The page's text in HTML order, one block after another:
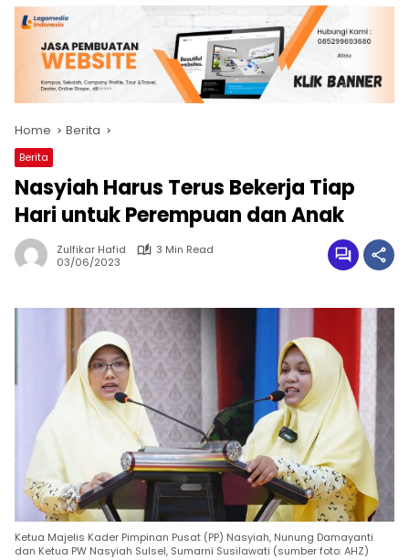
Home Berita
Berita
Nasyiah Harus Terus Bekerja Tiap
Hari untuk Perempuan dan Anak
Zulfikar Hafid
3 Min Read
03/06/2023
Ketua Majelis Kader Pimpinan Pusat (PP) Nasyiah, Nunung Damayanti
dan Ketua PW Nasyiah Sulsel, Sumarni Susilawati (sumber foto: AHZ)